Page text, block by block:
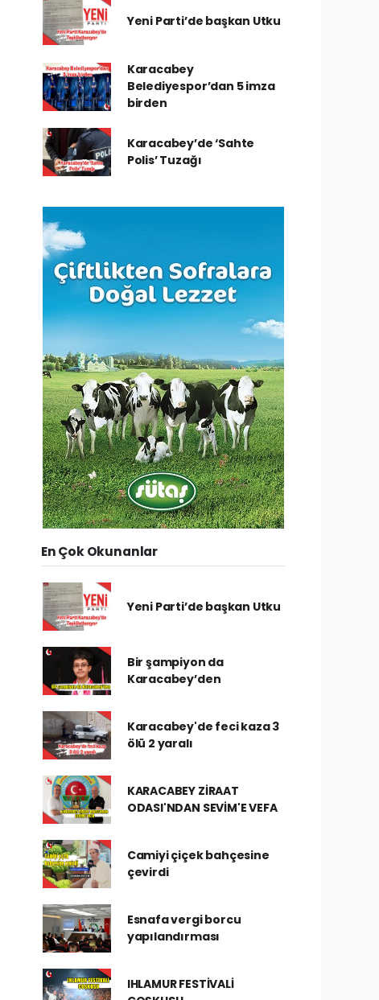
Yeni Parti’de başkan Utku
Karacabey
Belediyespor’dan 5 imza
birden
Karacabey’de ‘Sahte
Polis’ Tuzağı
En Çok Okunanlar
Yeni Parti’de başkan Utku
Bir şampiyon da
Karacabey’den
Karacabey'de feci kaza 3
ölü 2 yaralı
KARACABEY ZİRAAT
ODASI'NDAN SEVİM'E VEFA
Camiyi çiçek bahçesine
çevirdi
Esnafa vergi borcu
yapılandırması
IHLAMUR FESTİVALİ